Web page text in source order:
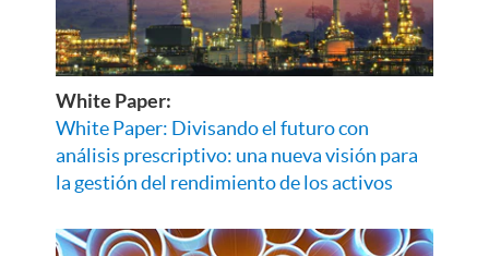
White Paper:
White Paper: Divisando el futuro con
análisis prescriptivo: una nueva visión para
la gestión del rendimiento de los activos